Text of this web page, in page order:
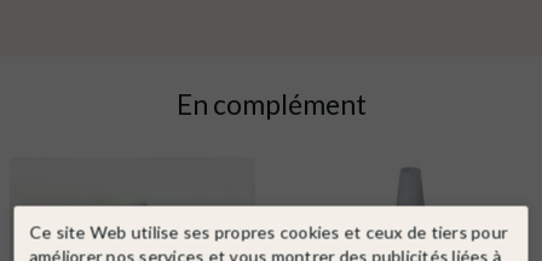
En complément
Ce site Web utilise ses propres cookies et ceux de tiers pour
améliorer nos services et vous montrer des publicités liées à